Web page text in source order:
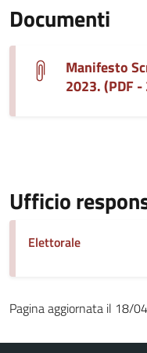
Documenti
Manifesto
2023. (PDF
Ufficio
Elettorale
Pagina aggiornata il 18/